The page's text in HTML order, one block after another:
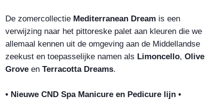
De zomercollectie Mediterranean Dream is een
verwijzing naar het pittoreske palet aan kleuren die we
allemaal kennen uit de omgeving aan de Middellandse
zeekust en toepasselijke namen als Limoncello, Olive
Grove en Terracotta Dreams.
• Nieuwe CND Spa Manicure en Pedicure lijn •